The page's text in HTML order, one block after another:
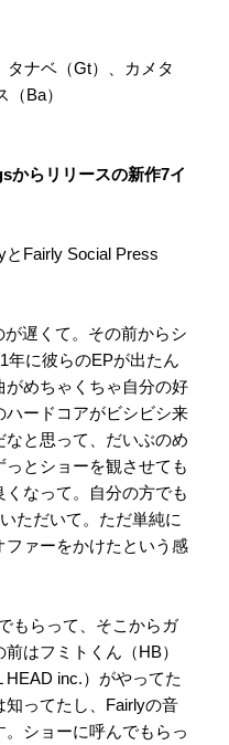
ナベ（Gt）、カメタ
Ba）
らリリースの新作7イ
Fairly Social Press
遅くて。その前からシ
年に彼らのEPが出たん
めちゃくちゃ自分の好
ードコアがビシビシ来
と思って、だいぶのめ
とショーを観させても
なって。自分の方でも
ただいて。ただ単純に
ァーをかけたという感
もらって、そこからガ
はフミトくん（HB）
inc.）がやってた
ってたし、Fairlyの音
ショーに呼んでもらっ